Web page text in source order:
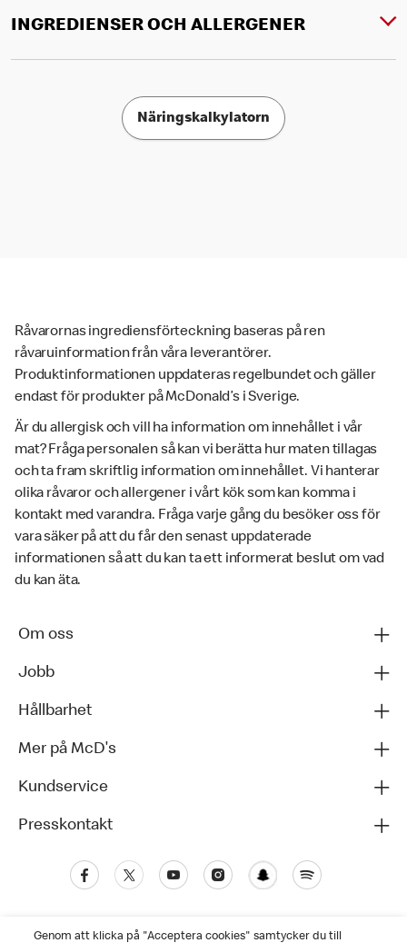
INGREDIENSER OCH ALLERGENER
Näringskalkylatorn
Råvarornas ingrediensförteckning baseras på ren
råvaruinformation från våra leverantörer.
Produktinformationen uppdateras regelbundet och gäller
endast för produkter på McDonald’s i Sverige.
Är du allergisk och vill ha information om innehållet i vår
mat? Fråga personalen så kan vi berätta hur maten tillagas
och ta fram skriftlig information om innehållet. Vi hanterar
olika råvaror och allergener i vårt kök som kan komma i
kontakt med varandra. Fråga varje gång du besöker oss för
vara säker på att du får den senast uppdaterade
informationen så att du kan ta ett informerat beslut om vad
du kan äta.
Om oss
Jobb
Hållbarhet
Mer på McD's
Kundservice
Presskontakt
Genom att klicka på "Acceptera cookies" samtycker du till